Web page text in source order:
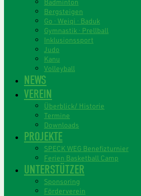
Bergsteigen
Go · Weiqi · Baduk
Gymnastik · Prellball
Inklusionssport
Judo
Kanu
Volleyball
NEWS
VEREIN
Überblick/ Historie
Termine
Downloads
PROJEKTE
SPECK WEG Benefizturnier
Ferien Basketball Camp
UNTERSTÜTZER
Sponsoring
Förderverein